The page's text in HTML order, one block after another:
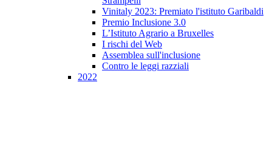
Vinitaly 2023: Premiato l'istituto Garibaldi
Premio Inclusione 3.0
L’Istituto Agrario a Bruxelles
I rischi del Web
Assemblea sull'inclusione
Contro le leggi razziali
2022